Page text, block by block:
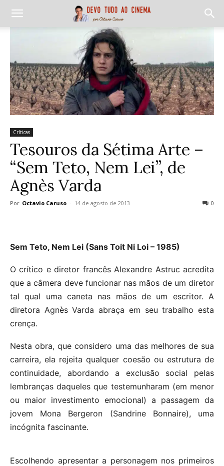
Críticas
Tesouros da Sétima Arte –
“Sem Teto, Nem Lei”, de
Agnès Varda
Por Octavio Caruso - 14 de agosto de 2013 0
Sem Teto, Nem Lei (Sans Toit Ni Loi – 1985)
O crítico e diretor francês Alexandre Astruc acredita
que a câmera deve funcionar nas mãos de um diretor
tal qual uma caneta nas mãos de um escritor. A
diretora Agnès Varda abraça em seu trabalho esta
crença.
Nesta obra, que considero uma das melhores de sua
carreira, ela rejeita qualquer coesão ou estrutura de
continuidade, abordando a exclusão social pelas
lembranças daqueles que testemunharam (em menor
ou maior investimento emocional) a passagem da
jovem Mona Bergeron (Sandrine Bonnaire), uma
incógnita fascinante.
Escolhendo apresentar a personagem nos primeiros